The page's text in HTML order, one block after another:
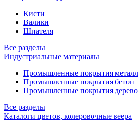
Кисти
Валики
Шпателя
Все разделы
Индустриальные материалы
Промышленные покрытия металл
Промышленные покрытия бетон
Промышленные покрытия дерево
Все разделы
Каталоги цветов, колеровочные веера